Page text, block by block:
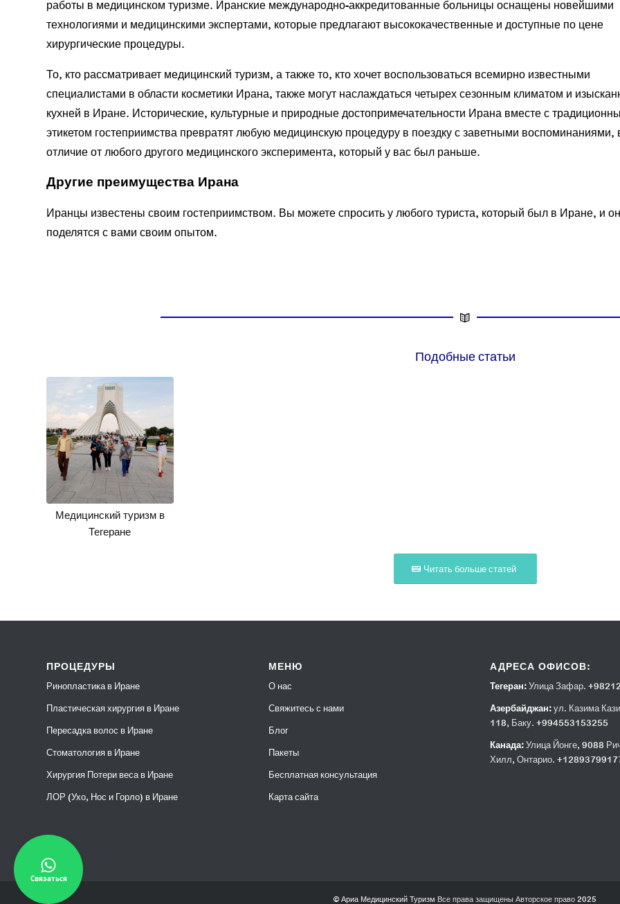
работы в медицинском туризме. Иранские международно-аккредитованные больницы оснащены новейшими
технологиями и медицинскими экспертами, которые предлагают высококачественные и доступные по цене
хирургические процедуры.
То, кто рассматривает медицинский туризм, а также то, кто хочет воспользоваться всемирно известными
специалистами в области косметики Ирана, также могут наслаждаться четырех сезонным климатом и
кухней в Иране. Исторические, культурные и природные достопримечательности Ирана вместе с
этикетом гостеприимства превратят любую медицинскую процедуру в поездку с заветными воспоминаниями,
отличие от любого другого медицинского эксперимента, который у вас был раньше.
Другие преимущества Ирана
Иранцы известены своим гостеприимством. Вы можете спросить у любого туриста, который был в Иране, и
поделятся с вами своим опытом.
Подобные статьи
Медицинский туризм в
Тегеране
Читать больше статей
ПРОЦЕДУРЫ
Ринопластика в Иране
Пластическая хирургия в Иране
Пересадка волос в Иране
Стоматология в Иране
Хирургия Потери веса в Иране
ЛОР (Ухо, Нос и Горло) в Иране
МЕНЮ
О нас
Свяжитесь с нами
Блог
Пакеты
Бесплатная консультация
Карта сайта
АДРЕСА ОФИСОВ:
Тегеран: Улица Зафар.
Азербайджан: ул. Казима
118, Баку. +994553153255
Канада: Улица Йонге, 9088
Хилл, Онтарио.
© Ариа Медицинский Туризм Все права защищены Авторское право 2025
Связаться